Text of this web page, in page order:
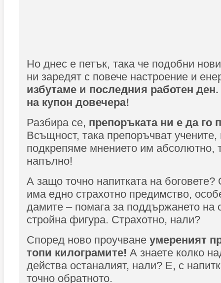
Но днес е петък, така че подобни
ни заредят с повече настроение и
избутаме и последния работен
на купон довечера!
Разбира се, препоръката ни е да го
Всъщност, така препоръчват учените,
подкрепяме мнението им абсолютно,
напълно!
А защо точно напитката на боговете?
има едно страхотно предимство,
дамите – помага за поддържането на
стройна фигура. Страхотно, нали?
Според ново проучване умереният
топи килограмите! А знаете колко
действа останалият, нали? Е, с
точно обратното.